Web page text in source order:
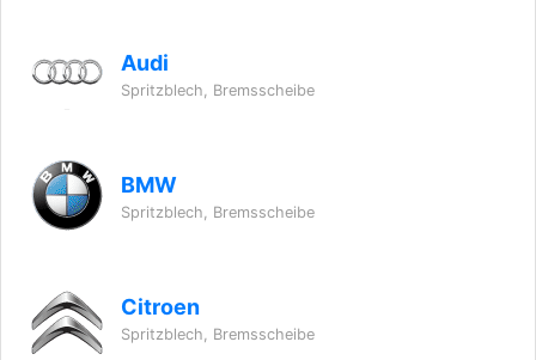
Audi
Spritzblech, Bremsscheibe
BMW
Spritzblech, Bremsscheibe
Citroen
Spritzblech, Bremsscheibe